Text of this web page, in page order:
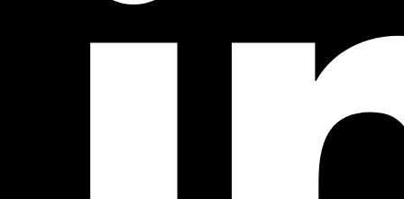
[Livre Blanc] : Comment bien gérer